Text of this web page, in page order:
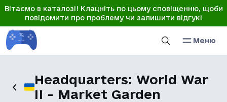
Вітаємо в каталозі! Клацніть по цьому сповіщенню, щоби
повідомити про проблему чи залишити відгук!
Меню
Headquarters: World War
II - Market Garden